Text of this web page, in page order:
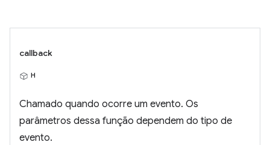
callback
H
Chamado quando ocorre um evento. Os
parâmetros dessa função dependem do tipo de
evento.